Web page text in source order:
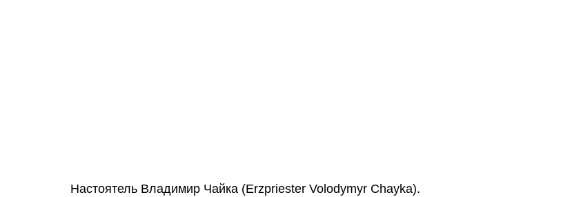
Настоятель Владимир Чайка (Erzpriester Volodymyr Chayka).